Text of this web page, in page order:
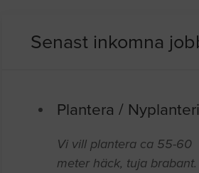
Senast inkomna
Plantera /
Vi vill plantera ca 55-60
meter häck, tuja brabant.